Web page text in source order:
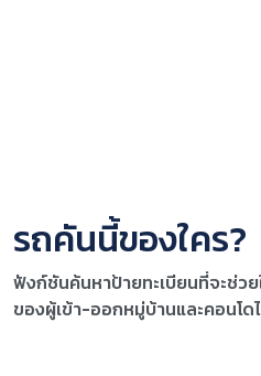
รถคันนี้ของใคร?
ฟังก์ชันค้นหาป้ายทะเบียนที่จะช่
ของผู้เข้า-ออกหมู่บ้านและคอนโด